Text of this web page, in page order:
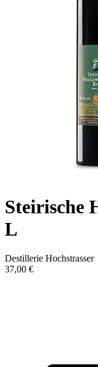
Steirische
L
Destillerie Hochstrasser
37,00 €